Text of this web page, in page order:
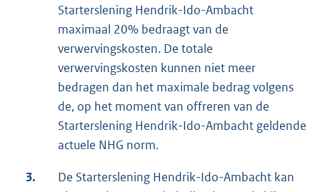
Starterslening Hendrik-Ido-Ambacht
maximaal 20% bedraagt van de
verwervingskosten. De totale
verwervingskosten kunnen niet meer
bedragen dan het maximale bedrag volgens
de, op het moment van offreren van de
Starterslening Hendrik-Ido-Ambacht geldende
actuele NHG norm.
3.
De Starterslening Hendrik-Ido-Ambacht kan